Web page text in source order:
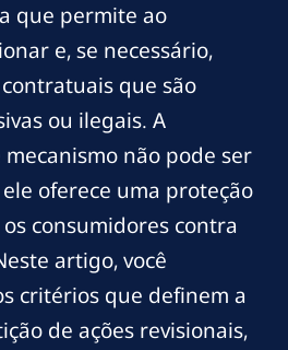
que permite ao
e, se necessário,
que são
ou ilegais. A
não pode ser
oferece uma proteção
consumidores contra
artigo, você
critérios que definem a
de ações revisionais,